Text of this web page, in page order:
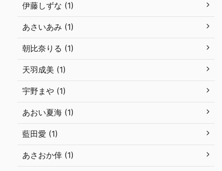
伊藤しずな (1)
あさいあみ (1)
朝比奈りる (1)
天羽成美 (1)
宇野まや (1)
あおい夏海 (1)
藍田愛 (1)
あさおか倖 (1)